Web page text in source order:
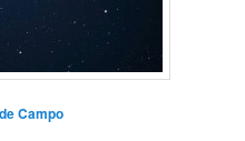
Campo